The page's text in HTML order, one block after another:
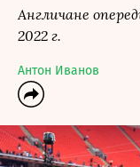
Англичане
2022 г.
Антон Иванов